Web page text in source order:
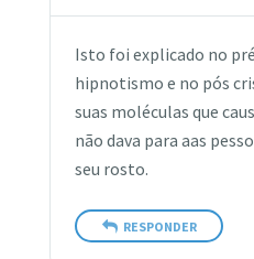
Isto foi explicado no
hipnotismo e no pós
suas moléculas que
não dava para aas
seu rosto.
RESPONDER